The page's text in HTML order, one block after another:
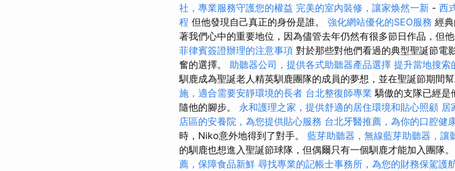
社，專業服務守護您的權益 完美的室內裝修，讓家焕然一新 - 西
程 但他發現自己真正的身份是誰。 強化網站優化的SEO服務 經
著我們心中的重要地位，因為儘管去年仍然有很多節日作品，但
菲律賓簽證辦理的注意事項 對於那些對他們看過的典型聖誕節電
奮的選擇。 助聽器公司，提供各式助聽器產品選擇 提升當地搜索
馴鹿成為聖誕老人精英馴鹿團隊的成員的夢想，並在聖誕節期間
施，適合需要安靜環境的長者 台北整復師專業 驕傲的支隊已經是
隨他的腳步。 永和護理之家，提供舒適的居住環境和貼心照顧 居
店區的安養院，為您提供貼心服務 台北牙醫推薦，為你的口腔健
時，Niko意外地得到了對手。 藍芽助聽器，無線藍芽助聽器，讓
的馴鹿也想進入聖誕節球隊，但偶爾只有一個馴鹿才能加入團隊。
薦，保障食品新鮮 尋找專業的記帳士事務所，為您的財務保駕護